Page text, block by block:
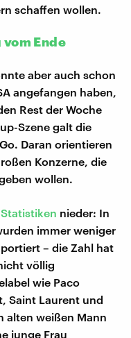
schaffen wollen.
Ende
aber auch schon
angefangen haben,
Rest der Woche
Szene galt die
Daran orientieren
Konzerne, die
wollen.
Statistiken nieder: In
immer weniger
– die Zahl hat
völlig
wie Paco
Saint Laurent und
alten weißen Mann
junge Frau